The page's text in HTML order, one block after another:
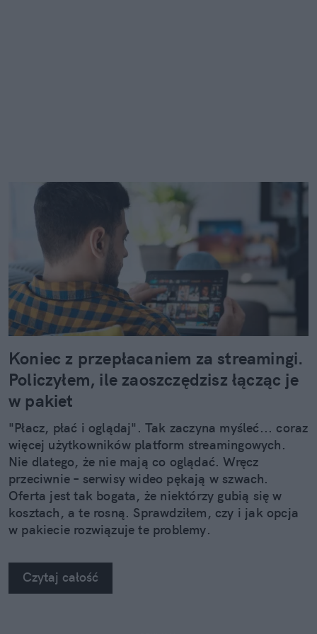
Koniec z przepłacaniem za streamingi.
Policzyłem, ile zaoszczędzisz łącząc je
w pakiet
"Płacz, płać i oglądaj". Tak zaczyna myśleć... coraz
więcej użytkowników platform streamingowych.
Nie dlatego, że nie mają co oglądać. Wręcz
przeciwnie – serwisy wideo pękają w szwach.
Oferta jest tak bogata, że niektórzy gubią się w
kosztach, a te rosną. Sprawdziłem, czy i jak opcja
w pakiecie rozwiązuje te problemy.
Czytaj całość